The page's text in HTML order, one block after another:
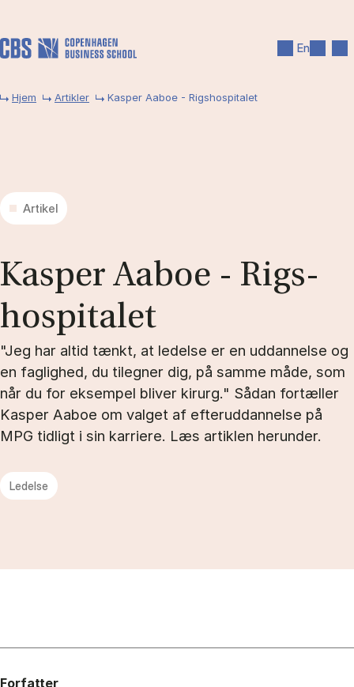
En
Hjem Artikler Kasper Aaboe - Rigshospitalet
Artikel
Kas­per Aa­boe - Rigs­
ho­spi­ta­let
"Jeg har altid tænkt, at ledelse er en uddannelse og
en faglighed, du tilegner dig, på samme måde, som
når du for eksempel bliver kirurg." Sådan fortæller
Kasper Aaboe om valget af efteruddannelse på
MPG tidligt i sin karriere. Læs artiklen herunder.
Ledelse
Forfatter